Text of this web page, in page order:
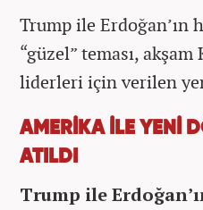
Trump ile Erdoğan’ın
“güzel” teması,
liderleri için verilen
AMERİKA İLE YENİ
ATILDI
Trump ile